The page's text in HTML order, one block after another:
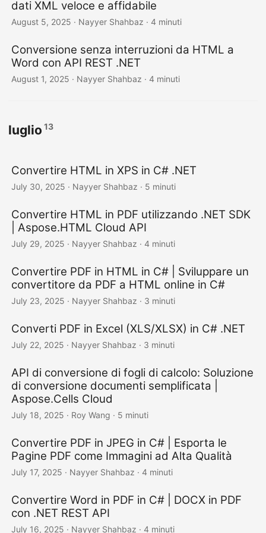
dati XML veloce e affidabile
August 5, 2025 · Nayyer Shahbaz · 4 minuti
Conversione senza interruzioni da HTML a
Word con API REST .NET
August 1, 2025 · Nayyer Shahbaz · 4 minuti
luglio 13
Convertire HTML in XPS in C# .NET
July 30, 2025 · Nayyer Shahbaz · 5 minuti
Convertire HTML in PDF utilizzando .NET SDK
| Aspose.HTML Cloud API
July 29, 2025 · Nayyer Shahbaz · 4 minuti
Convertire PDF in HTML in C# | Sviluppare un
convertitore da PDF a HTML online in C#
July 23, 2025 · Nayyer Shahbaz · 3 minuti
Converti PDF in Excel (XLS/XLSX) in C# .NET
July 22, 2025 · Nayyer Shahbaz · 3 minuti
API di conversione di fogli di calcolo: Soluzione
di conversione documenti semplificata |
Aspose.Cells Cloud
July 18, 2025 · Roy Wang · 5 minuti
Convertire PDF in JPEG in C# | Esporta le
Pagine PDF come Immagini ad Alta Qualità
July 17, 2025 · Nayyer Shahbaz · 4 minuti
Convertire Word in PDF in C# | DOCX in PDF
con .NET REST API
July 16, 2025 · Nayyer Shahbaz · 4 minuti